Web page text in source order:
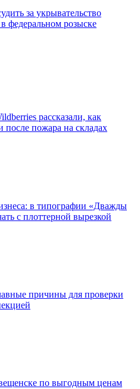
за укрывательство
федеральном розыске
рассказали, как
после пожара на складах
в типографии «Дважды
с плоттерной вырезкой
причины для проверки
по выгодным ценам